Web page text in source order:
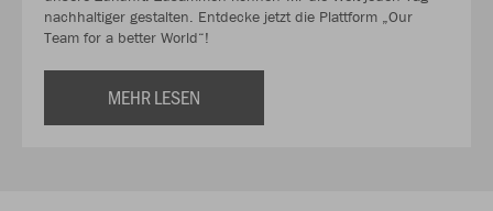
nachhaltiger gestalten. Entdecke jetzt die Plattform „Our
Team for a better World“!
MEHR LESEN